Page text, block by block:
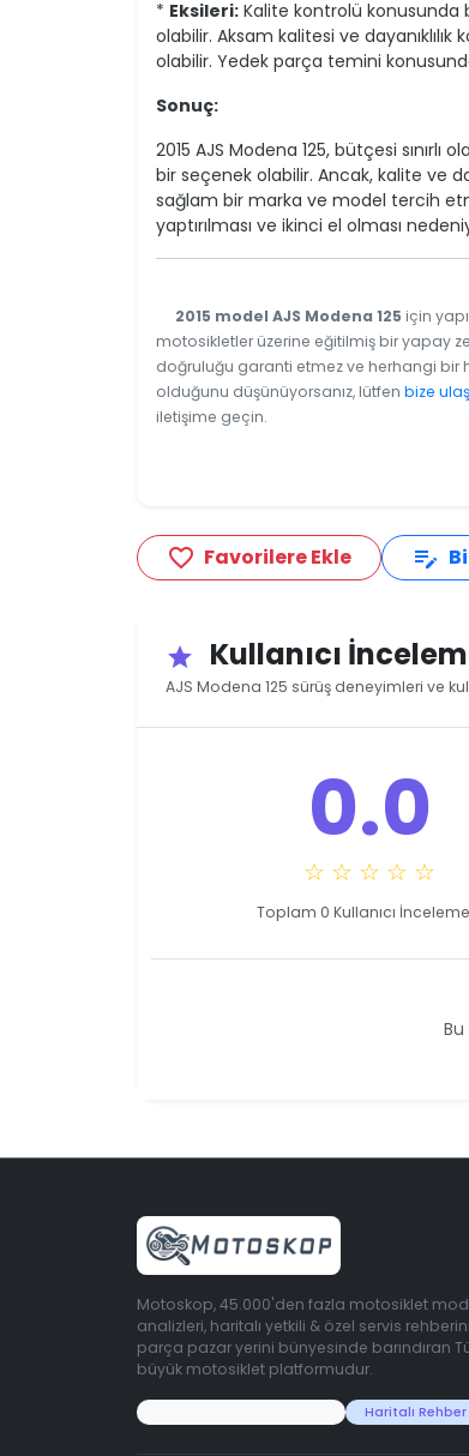
* Eksileri: Kalite kontrolü konusunda
olabilir. Aksam kalitesi ve
olabilir. Yedek parça temini
Sonuç:
2015 AJS Modena 125, bütçesi
bir seçenek olabilir. Ancak, kalite ve
sağlam bir marka ve model tercih
yaptırılması ve ikinci el olması
2015 model AJS Modena 125 için
motosikletler üzerine eğitilmiş bir yapay
doğruluğu garanti etmez ve herhangi bir
olduğunu düşünüyorsanız, lütfen bize
iletişime geçin.
favorite_border Favorilere Ekle edit_note
star Kullanıcı
AJS Modena 125 sürüş deneyimleri ve
0.0
☆ ☆ ☆ ☆ ☆
Toplam 0 Kullanıcı
Motoskop, 45.000'den fazla motosiklet
analizleri, haritalı yetkili & özel servis
parça pazar yerini bünyesinde barındıran
büyük motosiklet platformudur.
Haritalı Rehber